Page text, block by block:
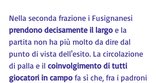
Nella seconda frazione i Fusignanesi
prendono decisamente il largo e la
partita non ha più molto da dire dal
punto di vista dell'esito. La circolazione
di palla e il coinvolgimento di tutti
giocatori in campo fa sì che, fra i padroni